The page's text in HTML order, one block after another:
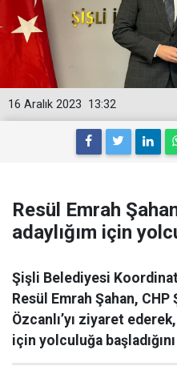
13:32
16 Aralık 2023
Resül Emrah
adaylığım için
Şişli Belediyesi
Resül Emrah Şahan,
Özcanlı’yı ziyaret
için yolculuğa